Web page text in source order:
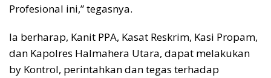
Profesional ini,” tegasnya.
Ia berharap, Kanit PPA, Kasat Reskrim, Kasi Propam,
dan Kapolres Halmahera Utara, dapat melakukan
by Kontrol, perintahkan dan tegas terhadap